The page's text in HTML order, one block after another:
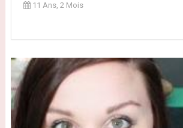
11 Ans, 2 Mois